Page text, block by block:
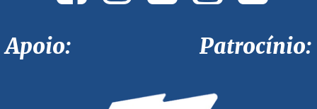
Apoio: Patrocínio: